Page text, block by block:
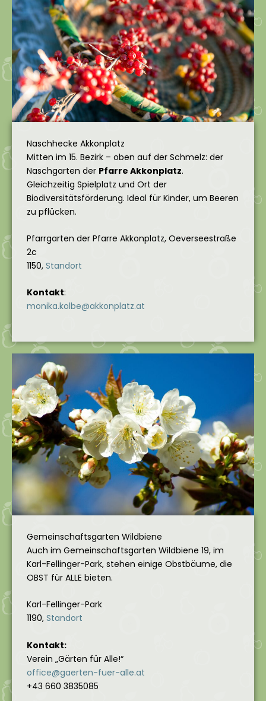
Naschhecke Akkonplatz
Mitten im 15. Bezirk – oben auf der Schmelz: der
Naschgarten der Pfarre Akkonplatz.
Gleichzeitig Spielplatz und Ort der
Biodiversitätsförderung. Ideal für Kinder, um Beeren
zu pflücken.
Pfarrgarten der Pfarre Akkonplatz, Oeverseestraße
2c
1150, Standort
Kontakt:
monika.kolbe@akkonplatz.at
Gemeinschaftsgarten Wildbiene
Auch im Gemeinschaftsgarten Wildbiene 19, im
Karl-Fellinger-Park, stehen einige Obstbäume, die
OBST für ALLE bieten.
Karl-Fellinger-Park
1190, Standort
Kontakt:
Verein „Gärten für Alle!“
office@gaerten-fuer-alle.at
+43 660 3835085